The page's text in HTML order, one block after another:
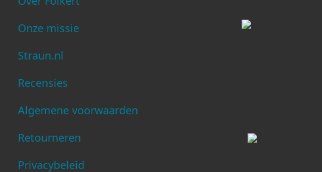
Onze missie
Straun.nl
Recensies
Algemene voorwaarden
Retourneren
Privacybeleid